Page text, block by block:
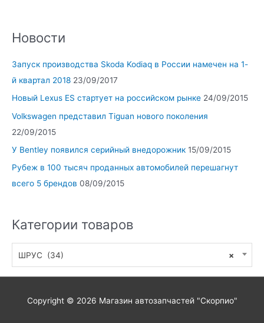
Новости
Запуск производства Skoda Kodiaq в России намечен на 1-
й квартал 2018 23/09/2017
Новый Lexus ES стартует на российском рынке 24/09/2015
Volkswagen представил Tiguan нового поколения
22/09/2015
У Bentley появился серийный внедорожник 15/09/2015
Рубеж в 100 тысяч проданных автомобилей перешагнут
всего 5 брендов 08/09/2015
Категории товаров
×
ШРУС (34)
Copyright © 2026 Магазин автозапчастей "Скорпио"